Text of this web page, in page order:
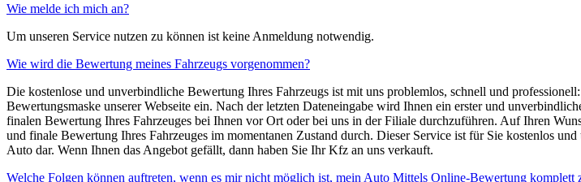
Wie melde ich mich an?
Um unseren Service nutzen zu können ist keine Anmeldung notwendig.
Wie wird die Bewertung meines Fahrzeugs vorgenommen?
Die kostenlose und unverbindliche Bewertung Ihres Fahrzeugs ist mit uns problemlos, schnell und
Bewertungsmaske unserer Webseite ein. Nach der letzten Dateneingabe wird Ihnen ein erster und
finalen Bewertung Ihres Fahrzeuges bei Ihnen vor Ort oder bei uns in der Filiale durchzuführen. Auf Ihren
und finale Bewertung Ihres Fahrzeuges im momentanen Zustand durch. Dieser Service ist für Sie kostenlos
Auto dar. Wenn Ihnen das Angebot gefällt, dann haben Sie Ihr Kfz an uns verkauft.
Welche Folgen können auftreten, wenn es mir nicht möglich ist, mein Auto Mittels Online-Bewertung komplett